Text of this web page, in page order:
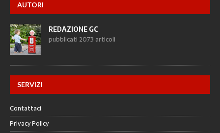
AUTORI
REDAZIONE GC
pubblicati 2073 articoli
SERVIZI
Contattaci
Privacy Policy